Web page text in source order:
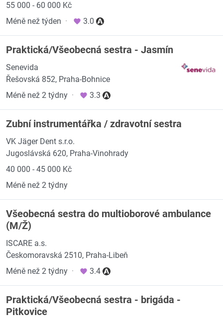
55 000 - 60 000 Kč
Méně než týden · 3.0
Praktická/Všeobecná sestra - Jasmín
Senevida
Řešovská 852, Praha-Bohnice
Méně než 2 týdny · 3.3
Zubní instrumentářka / zdravotní sestra
VK Jäger Dent s.r.o.
Jugoslávská 620, Praha-Vinohrady
40 000 - 45 000 Kč
Méně než 2 týdny
Všeobecná sestra do multioborové ambulance
(M/Ž)
ISCARE a.s.
Českomoravská 2510, Praha-Libeň
Méně než 2 týdny · 3.4
Praktická/Všeobecná sestra - brigáda -
Pitkovice